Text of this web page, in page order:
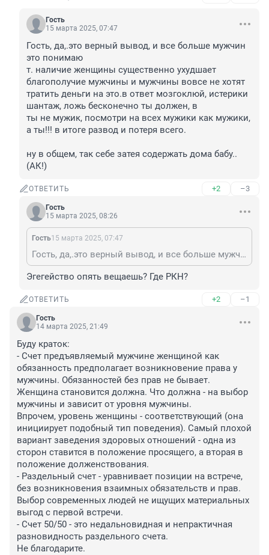
Гость
15 марта 2025, 07:47
Гость, да,.это верный вывод, и все больше мужчин
это понимаю
т. наличие женщины существенно ухудшает
благополучие мужчины и мужчины вовсе не хотят
тратить деньги на это.в ответ мозгоклюй, истерики
шантаж, ложь бесконечно ты должен, в
ты не мужик, посмотри на всех мужики как мужики,
а ты!!! в итоге развод и потеря всего.
ну в общем, так себе затея содержать дома бабу..
(АК!)
ОТВЕТИТЬ +2 –3
Гость
15 марта 2025, 08:26
Гость15 марта 2025, 07:47
Гость, да,.это верный вывод, и все больше мужчин это понимаю т. наличие женщины существенно ухудшает благополучие мужчины и мужчины вовсе не хотят тратить деньги на это.в ответ мозгоклюй, истерики шантаж, ложь бесконечно ты должен, в ты не мужик, посмотри на всех мужики как мужики, а ты!!! в итоге развод и потеря всего. ну в общем, так себе затея содержать дома бабу..(АК!)
Эгегейство опять вещаешь? Где РКН?
ОТВЕТИТЬ +2 –1
Гость
14 марта 2025, 21:49
Буду краток:
- Счет предъявляемый мужчине женщиной как
обязанность предполагает возникновение права у
мужчины. Обязанностей без прав не бывает.
Женщина становится должна. Что должна - на выбор
мужчины и зависит от уровня мужчины.
Впрочем, уровень женщины - соответствующий (она
инициирует подобный тип поведения). Самый плохой
вариант заведения здоровых отношений - одна из
сторон ставится в положение просящего, а вторая в
положение долженствования.
- Раздельный счет - уравнивает позиции на встрече,
без возникновения взаимных обязательств и прав.
Выбор современных людей не ищущих материальных
выгод с первой встречи.
- Счет 50/50 - это недальновидная и непрактичная
разновидность раздельного счета.
Не благодарите.